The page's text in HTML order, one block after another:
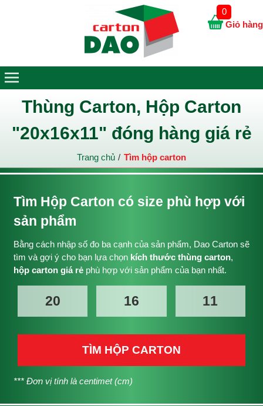
Thùng Carton, Hộp Carton
"20x16x11" đóng hàng giá rẻ
Trang chủ Tìm hộp carton
Tìm Hộp Carton có size phù hợp với
sản phẩm
Bằng cách nhập số đo ba cạnh của sản phẩm, Dao Carton sẽ
tìm và gợi ý cho bạn lựa chọn kích thước thùng carton,
hộp carton giá rẻphù hợp với sản phẩm của bạn nhất.
TÌM HỘP CARTON
*** Đơn vị tính là centimet (cm)
Giỏ hàng
0